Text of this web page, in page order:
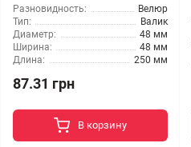
Разновидность:
Велюр
Тип:
Валик
Диаметр:
48 мм
Ширина:
48 мм
Длина:
250 мм
87.31 грн
В корзину